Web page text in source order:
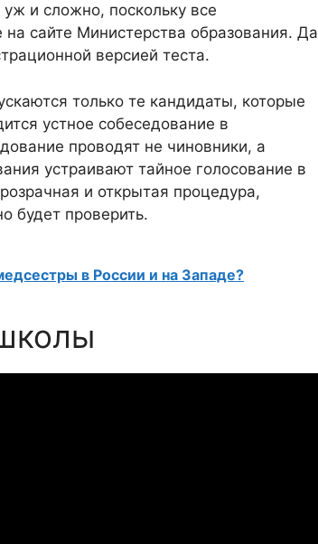
и сложно, поскольку все
сайте Министерства образования. Да
версией теста.
только те кандидаты, которые
устное собеседование в
проводят не чиновники, а
устраивают тайное голосование в
и открытая процедура,
будет проверить.
в России и на Западе?